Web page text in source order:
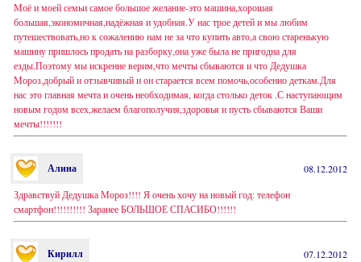
Моё и моей семьи самое большое желание-это машина,хорошая
большая,экономичная,надёжная и удобная.У нас трое детей и мы любим
путешествовать,но к сожалению нам не за что купить авто,а свою старенькую
машину пришлось продать на разборку,она уже была не пригодна для
езды.Поэтому мы искренне верим,что мечты сбываются и что Дедушка
Мороз,добрый и отзывчивый и он старается всем помочь,особенно деткам.Для
нас это главная мечта и очень необходимая, когда столько деток .С наступающим
новым годом всех,желаем благополучия,здоровья и пусть сбываются Ваши
мечты!!!!!!!
Алина
08.12.2012
Здравствуй Дедушка Мороз!!!! Я очень хочу на новый год: телефон
смартфон!!!!!!!!!! Заранее БОЛЬШОЕ СПАСИБО!!!!!!
Кирилл
07.12.2012